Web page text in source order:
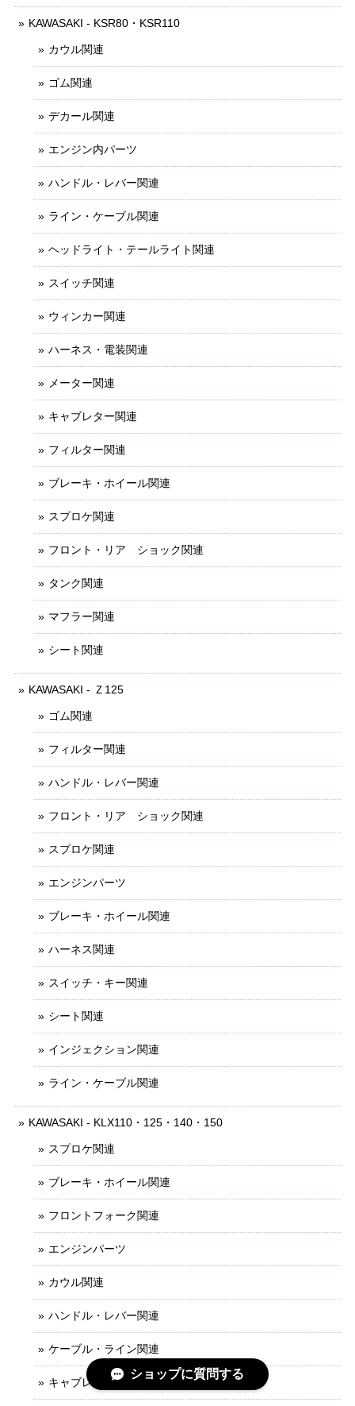
KAWASAKI - KSR80・KSR110
カウル関連
ゴム関連
デカール関連
エンジン内パーツ
ハンドル・レバー関連
ライン・ケーブル関連
ヘッドライト・テールライト関連
スイッチ関連
ウィンカー関連
ハーネス・電装関連
メーター関連
キャブレター関連
フィルター関連
ブレーキ・ホイール関連
スプロケ関連
フロント・リア ショック関連
タンク関連
マフラー関連
シート関連
KAWASAKI - Ｚ125
ゴム関連
フィルター関連
ハンドル・レバー関連
フロント・リア ショック関連
スプロケ関連
エンジンパーツ
ブレーキ・ホイール関連
ハーネス関連
スイッチ・キー関連
シート関連
インジェクション関連
ライン・ケーブル関連
KAWASAKI - KLX110・125・140・150
スプロケ関連
ブレーキ・ホイール関連
フロントフォーク関連
エンジンパーツ
カウル関連
ハンドル・レバー関連
ケーブル・ライン関連
キャブレター関連
ショップに質問する